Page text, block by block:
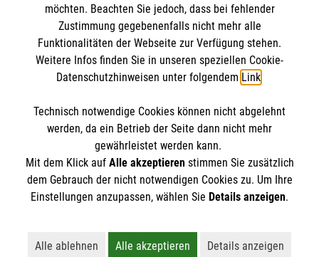
Kontakt
Malteser in Deutschland
Malteserorden
Sharepoint
Spendenkonto
Bank: Pax-Bank für Kirche und Caritas eG
IBAN: DE78370601933090433171
BIC: GENODED1PAX
So finden Sie uns
Dörrwiese 6
55471 Wüschheim
Email:malteser.simmern@malteser.org
Der Malteser Hilfsdienst e.V. ist als eingetragene
Gewerbesteuer befreit.
möchten. Beachten Sie jedoch, dass bei fehlender
Zustimmung gegebenenfalls nicht mehr alle
Funktionalitäten der Webseite zur Verfügung stehen.
Weitere Infos finden Sie in unseren speziellen Cookie-
Datenschutzhinweisen unter folgendem Link.
Technisch notwendige Cookies können nicht abgelehnt
werden, da ein Betrieb der Seite dann nicht mehr
gewährleistet werden kann.
Mit dem Klick auf Alle akzeptierenstimmen Sie zusätzlich
dem Gebrauch der nicht notwendigen Cookies zu. Um Ihre
Einstellungen anzupassen, wählen Sie Details anzeigen.
Alle ablehnen
Alle akzeptieren
Details anzeigen